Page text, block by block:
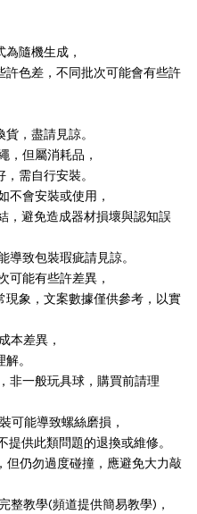
隨機生成，
色差，不同批次可能會有些許
，盡請見諒。
，但屬消耗品，
需自行安裝。
不會安裝或使用，
，避免造成器材損壞與認知誤
導致包裝瑕疵請見諒。
可能有些許差異，
象，文案數據僅供參考，以實
本差異，
。
非一般玩具球，購買前請理
可能導致螺絲磨損，
提供此類問題的退換或維修。
但仍勿過度碰撞，應避免大力敲
整教學(頻道提供簡易教學)，